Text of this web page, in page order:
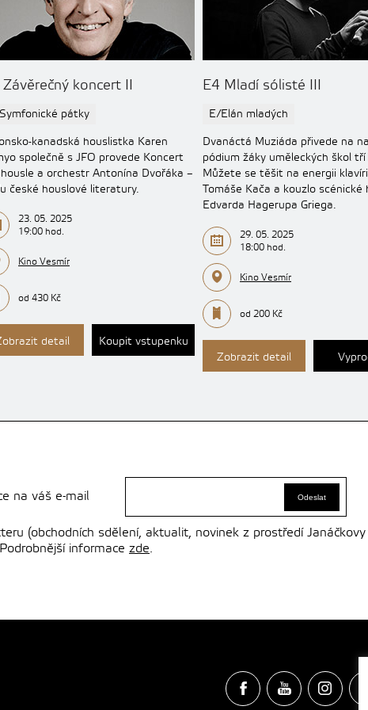
koncert II
pátky
kanadská houslistka Karen
společně s JFO provede Koncert
a orchestr Antonína Dvořáka –
české houslové literatury.
23. 05. 2025
19:00 hod.
Kino Vesmír
od 430 Kč
detail Koupit vstupenku
E4 Mladí sólisté III
E/Elán mladých
Dvanáctá Muziáda přivede na
pódium žáky uměleckých škol tří
Můžete se těšit na energii
Tomáše Kača a kouzlo scénické
Edvarda Hagerupa Griega.
29. 05. 2025
18:00 hod.
Kino Vesmír
od 200 Kč
Zobrazit detail
na váš e-mail
(obchodních sdělení, aktualit, novinek z prostředí
Podrobnější informace zde.